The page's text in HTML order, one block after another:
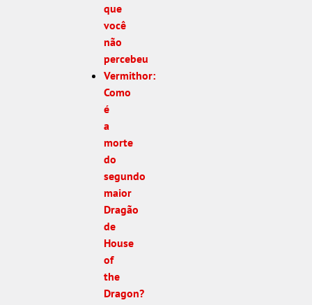
que
você
não
percebeu
Vermithor:
Como
é
a
morte
do
segundo
maior
Dragão
de
House
of
the
Dragon?